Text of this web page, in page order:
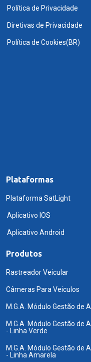
Política de Privacidade
Diretivas de Privacidade
Política de Cookies(BR)
Plataformas
Plataforma SatLight
Aplicativo IOS
Aplicativo Android
Produtos
Rastreador Veicular
Câmeras Para Veiculos
M.G.A. Módulo Gestão de
M.G.A. Módulo Gestão de
- Linha Verde
M.G.A. Módulo Gestão de
- Linha Amarela